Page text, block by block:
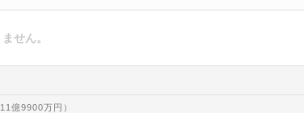
せん。
億9900万円）